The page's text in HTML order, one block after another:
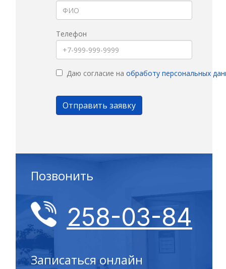
Телефон
Даю согласие на обработу персональных
Позвонить
258-03-84
Записаться онлайн